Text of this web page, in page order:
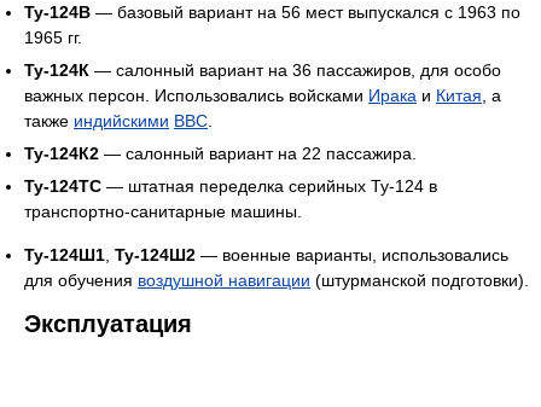
Ту-124В — базовый вариант на 56 мест выпускался с 1963 по
1965 гг.
Ту-124К — салонный вариант на 36 пассажиров, для особо
важных персон. Использовались войсками Ирака и Китая , а
также индийскими ВВС
Ту-124К2 — салонный вариант на 22 пассажира.
Ту-124ТС — штатная переделка серийных Ту-124 в
транспортно-санитарные машины.
Ту-124Ш1 Ту-124Ш2 — военные варианты, использовались
для обучения воздушной навигации (штурманской подготовки).
Эксплуатация